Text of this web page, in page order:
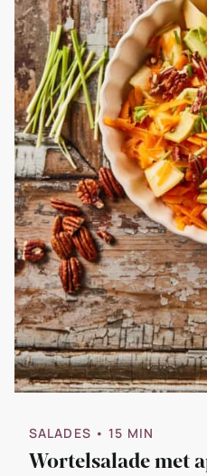
SALADES • 15 MIN
Wortelsalade met